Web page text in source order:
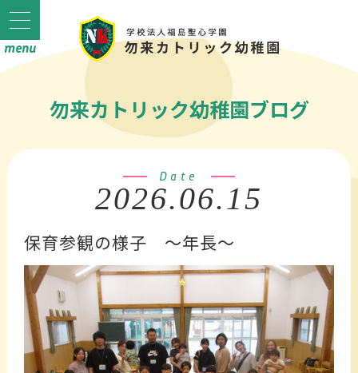
勿来カトリック幼稚園ブログ
Date
2026.06.15
保育参観の様子 ～年長～